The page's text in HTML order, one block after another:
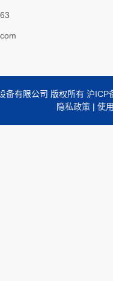
备有限公司 版权所有 沪ICP
隐私政策 | 使